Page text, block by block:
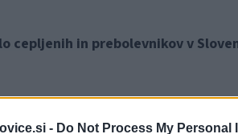
- Do Not Process My Personal
in prebolevnikov v